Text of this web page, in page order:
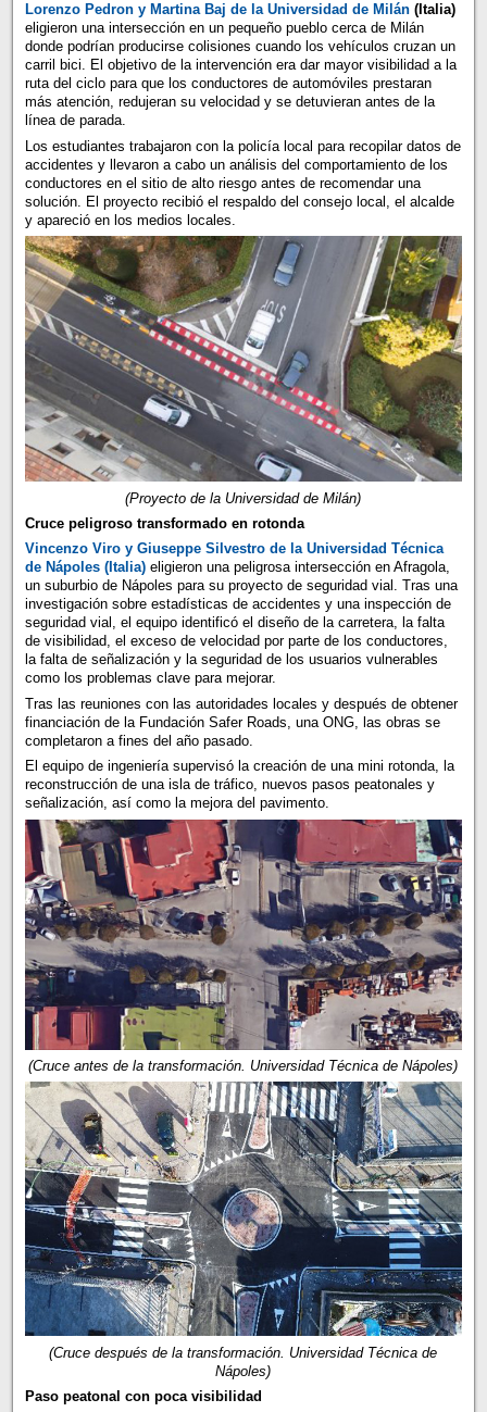
Lorenzo Pedron y Martina Baj de la Universidad de Milán(Italia)
eligieron una intersección en un pequeño pueblo cerca de Milán
donde podrían producirse colisiones cuando los vehículos cruzan un
carril bici. El objetivo de la intervención era dar mayor visibilidad a la
ruta del ciclo para que los conductores de automóviles prestaran
más atención, redujeran su velocidad y se detuvieran antes de la
línea de parada.
Los estudiantes trabajaron con la policía local para recopilar datos de
accidentes y llevaron a cabo un análisis del comportamiento de los
conductores en el sitio de alto riesgo antes de recomendar una
solución. El proyecto recibió el respaldo del consejo local, el alcalde
y apareció en los medios locales.
(Proyecto de la Universidad de Milán)
Cruce peligroso transformado en rotonda
Vincenzo Viro y Giuseppe Silvestro de la Universidad Técnica
de Nápoles (Italia)eligieron una peligrosa intersección en Afragola,
un suburbio de Nápoles para su proyecto de seguridad vial. Tras una
investigación sobre estadísticas de accidentes y una inspección de
seguridad vial, el equipo identificó el diseño de la carretera, la falta
de visibilidad, el exceso de velocidad por parte de los conductores,
la falta de señalización y la seguridad de los usuarios vulnerables
como los problemas clave para mejorar.
Tras las reuniones con las autoridades locales y después de obtener
financiación de la Fundación Safer Roads, una ONG, las obras se
completaron a fines del año pasado.
El equipo de ingeniería supervisó la creación de una mini rotonda, la
reconstrucción de una isla de tráfico, nuevos pasos peatonales y
señalización, así como la mejora del pavimento.
(Cruce antes de la transformación. Universidad Técnica de Nápoles)
(Cruce después de la transformación. Universidad Técnica de
Nápoles)
Paso peatonal con poca visibilidad